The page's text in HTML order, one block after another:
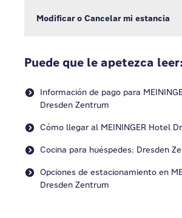
Modificar o Cancelar mi estancia
Puede que le apetezca leer:
Información de pago para
Dresden Zentrum
Cómo llegar al MEININGER Hotel
Cocina para huéspedes: Dresden
Opciones de estacionamiento en
Dresden Zentrum